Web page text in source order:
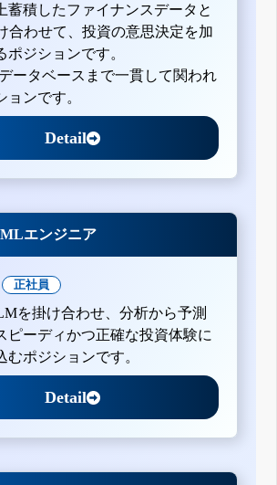
蓄積したファイナンスデータと
合わせて、投資の意思決定を加
ポジションです。
ータベースまで一貫して関われ
ョンです。
Detail
エンジニア
正社員
を掛け合わせ、分析から予測
ピーディかつ正確な投資体験に
むポジションです。
Detail